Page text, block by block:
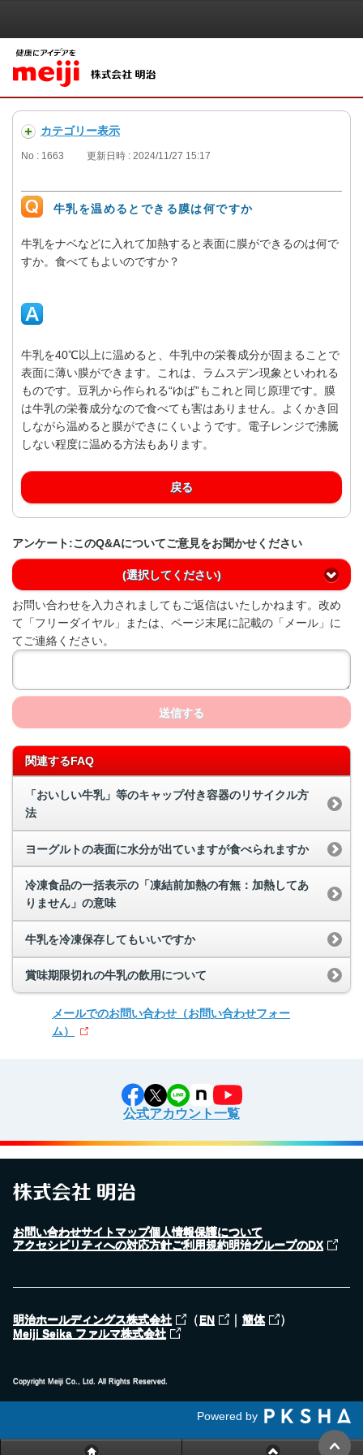
カテゴリー表示
No : 1663 更新日時 : 2024/11/27 15:17
牛乳を温めるとできる膜は何ですか
牛乳をナベなどに入れて加熱すると表面に膜ができるのは何で
すか。食べてもよいのですか？
牛乳を40℃以上に温めると、牛乳中の栄養成分が固まることで
表面に薄い膜ができます。これは、ラムスデン現象といわれる
ものです。豆乳から作られる“ゆば”もこれと同じ原理です。膜
は牛乳の栄養成分なので食べても害はありません。よくかき回
しながら温めると膜ができにくいようです。電子レンジで沸騰
しない程度に温める方法もあります。
戻る
アンケート:このQ&Aについてご意見をお聞かせください
(選択してください)
お問い合わせを入力されましてもご返信はいたしかねます。改め
て「フリーダイヤル」または、ページ末尾に記載の「メール」に
てご連絡ください。
送信する
関連するFAQ
「おいしい牛乳」等のキャップ付き容器のリサイクル方
法
ヨーグルトの表面に水分が出ていますが食べられますか
冷凍食品の一括表示の「凍結前加熱の有無：加熱してあ
りません」の意味
牛乳を冷凍保存してもいいですか
賞味期限切れの牛乳の飲用について
メールでのお問い合わせ （お問い合わせフォー
ム）
公式アカウント一覧
お問い合わせサイトマップ個人情報保護について
アクセシビリティへの対応方針ご利用規約明治グループのDX
明治ホールディングス株式会社 （EN ｜ 簡体 ）
Meiji Seika ファルマ株式会社
Copyright Meiji Co., Ltd. All Rights Reserved.
Powered by